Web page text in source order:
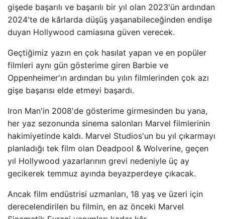
gişede başarılı ve başarılı bir yıl olan 2023'ün ardından
2024'te de kârlarda düşüş yaşanabileceğinden endişe
duyan Hollywood camiasına güven verecek.
Geçtiğimiz yazın en çok hasılat yapan ve en popüler
filmleri aynı gün gösterime giren Barbie ve
Oppenheimer'ın ardından bu yılın filmlerinden çok azı
gişe başarısı elde etmeyi başardı.
Iron Man'in 2008'de gösterime girmesinden bu yana,
her yaz sezonunda sinema salonları Marvel filmlerinin
hakimiyetinde kaldı. Marvel Studios'un bu yıl çıkarmayı
planladığı tek film olan Deadpool & Wolverine, geçen
yıl Hollywood yazarlarının grevi nedeniyle üç ay
gecikerek temmuz ayında beyazperdeye çıkacak.
Ancak film endüstrisi uzmanları, 18 yaş ve üzeri için
derecelendirilen bu filmin, en az önceki Marvel